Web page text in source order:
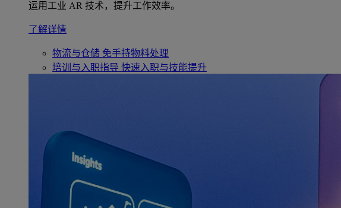
运用工业 AR 技术，提升工作效率。
了解详情
物流与仓储 免手持物料处理
培训与入职指导 快速入职与技能提升